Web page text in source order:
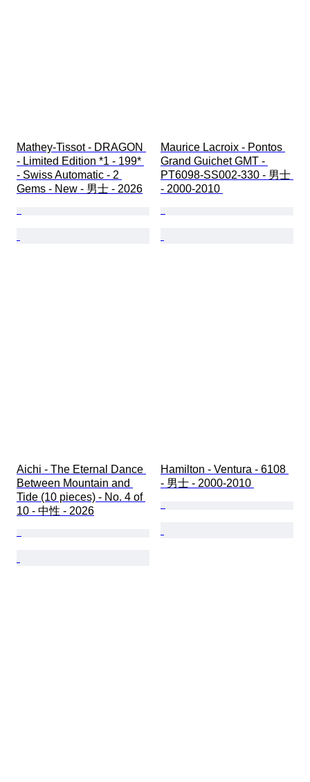
Mathey-Tissot - DRAGON
- Limited Edition *1 - 199*
- Swiss Automatic - 2
Gems - New - 男士 - 2026
Maurice Lacroix - Pontos
Grand Guichet GMT -
PT6098-SS002-330 - 男士
- 2000-2010
Aichi - The Eternal Dance
Between Mountain and
Tide (10 pieces) - No. 4 of
10 - 中性 - 2026
Hamilton - Ventura - 6108
- 男士 - 2000-2010